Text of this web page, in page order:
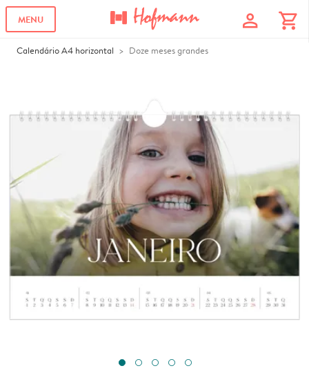
MENU profile shopping_cart
Calendário A4 horizontal Doze meses grandes